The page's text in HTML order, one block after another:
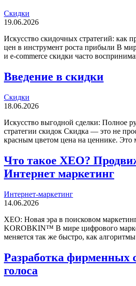
Скидки
19.06.2026
Искусство скидочных стратегий: как
цен в инструмент роста прибыли В
и e-commerce скидки часто
Введение в скидки
Скидки
18.06.2026
Искусство выгодной сделки: Полное
стратегии скидок Скидка — это не
красным цветом цена на ценнике.
Что такое XEO?
Интернет маркетинг
Интернет-маркетинг
14.06.2026
XEO: Новая эра в поисковом
KOROBKIN™ В мире цифрового
меняется так же быстро, как
Разработка фирменных
голоса